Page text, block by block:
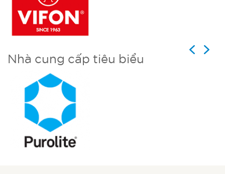
Nhà cung cấp tiêu biểu
Previous
Next